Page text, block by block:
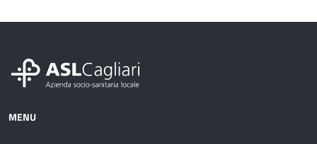
MENU